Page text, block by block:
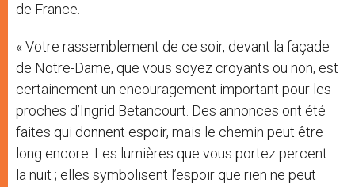
de France.
« Votre rassemblement de ce soir, devant la façade
de Notre-Dame, que vous soyez croyants ou non, est
certainement un encouragement important pour les
proches d’Ingrid Betancourt. Des annonces ont été
faites qui donnent espoir, mais le chemin peut être
long encore. Les lumières que vous portez percent
la nuit ; elles symbolisent l’espoir que rien ne peut